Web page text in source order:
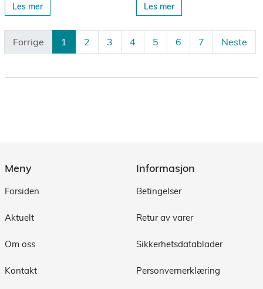
Les mer Les mer
Forrige 1 2 3 4 5 6 7 Neste
Meny
Forsiden
Aktuelt
Om oss
Kontakt
Informasjon
Betingelser
Retur av varer
Sikkerhetsdatablader
Personvernerklæring